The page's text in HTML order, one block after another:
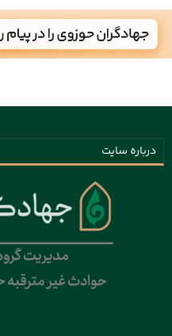
درباره سایت